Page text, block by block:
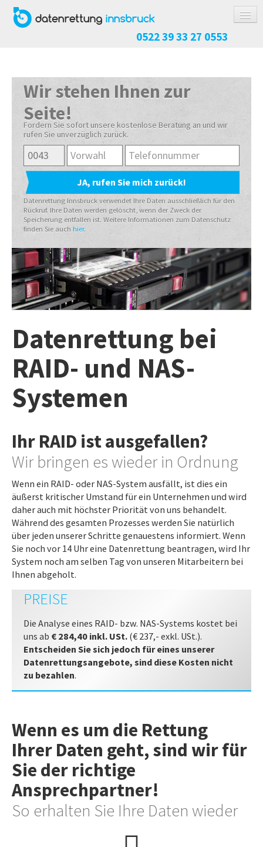
0522 39 33 27 0553
FESTPLATTE / SSD
RAID / NAS
USB-STICK / SPEICHERKARTE
HANDY / TABLET
KOSTEN
ABLAUF
RICHTIG VERPACKEN
REFERENZEN
INFO
IMPRESSUM
AGB
DATENSCHUTZ
WIDERRUFSBELEHRUNG
WIDERRUFSFORMULAR
STANDORTE
Wir stehen Ihnen zur
Seite!
Fordern Sie sofort unsere kostenlose Beratung an und wir
rufen Sie unverzüglich zurück.
Datenrettung Innsbruck verwendet Ihre Daten ausschließlich für den
Rückruf. Ihre Daten werden gelöscht, wenn der Zweck der
Speicherung entfallen ist. Weitere Informationen zum Datenschutz
finden Sie auchhier.
Datenrettung bei
RAID- und NAS-
Systemen
Ihr RAID ist ausgefallen?
Wir bringen es wieder in Ordnung
Wenn ein RAID- oder NAS-System ausfällt, ist dies ein
äußerst kritischer Umstand für ein Unternehmen und wird
daher auch mit höchster Priorität von uns behandelt.
Während des gesamten Prozesses werden Sie natürlich
über jeden unserer Schritte genauestens informiert. Wenn
Sie noch vor 14 Uhr eine Datenrettung beantragen, wird Ihr
System noch am selben Tag von unseren Mitarbeitern bei
Ihnen abgeholt.
PREISE
Die Analyse eines RAID- bzw. NAS-Systems kostet bei
uns ab € 284,40 inkl. USt. (€ 237,- exkl. USt.).
Entscheiden Sie sich jedoch für eines unserer
Datenrettungsangebote, sind diese Kosten nicht
zu bezahlen.
Wenn es um die Rettung
Ihrer Daten geht, sind wir für
Sie der richtige
Ansprechpartner!
So erhalten Sie Ihre Daten wieder